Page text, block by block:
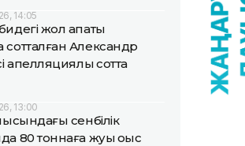
14:05
жол апаты
Александр
апелляциялық сотта
13:00
сенбілік
80 тоннаға жуық қоқыс